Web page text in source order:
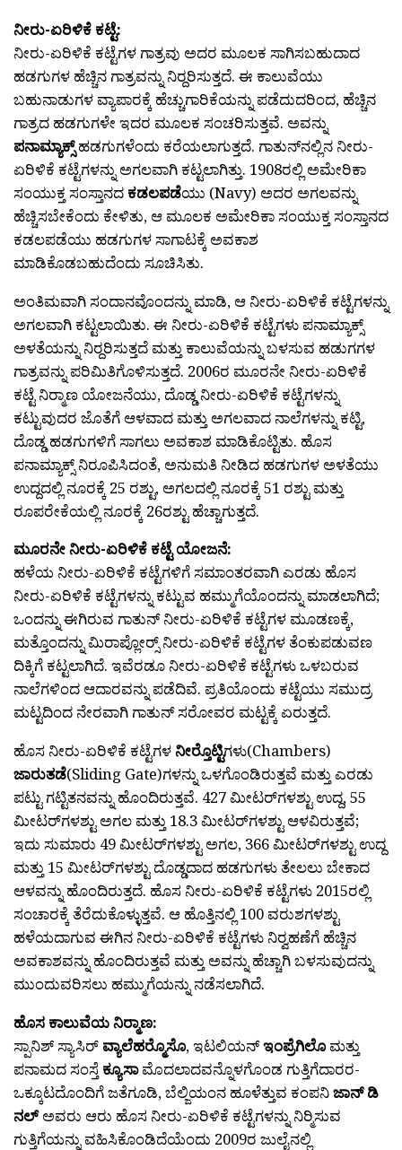
ನೀರು-ಏರಿಳಿಕೆ ಕಟ್ಟೆ:
ನೀರು-ಏರಿಳಿಕೆ ಕಟ್ಟೆಗಳ ಗಾತ್ರವು ಅದರ ಮೂಲಕ ಸಾಗಿಸಬಹುದಾದ
ಹಡಗುಗಳ ಹೆಚ್ಚಿನ ಗಾತ್ರವನ್ನು ನಿರ‍್ದರಿಸುತ್ತದೆ. ಈ ಕಾಲುವೆಯು
ಬಹುನಾಡುಗಳ ವ್ಯಾಪಾರಕ್ಕೆ ಹೆಚ್ಚುಗಾರಿಕೆಯನ್ನು ಪಡೆದುದರಿಂದ, ಹೆಚ್ಚಿನ
ಗಾತ್ರದ ಹಡಗುಗಳೇ ಇದರ ಮೂಲಕ ಸಂಚರಿಸುತ್ತವೆ. ಅವನ್ನು
ಪನಾಮ್ಯಾಕ್ಸ್ಹಡಗುಗಳೆಂದು ಕರೆಯಲಾಗುತ್ತದೆ. ಗಾತುನ್‌ನಲ್ಲಿನ ನೀರು-
ಏರಿಳಿಕೆ ಕಟ್ಟೆಗಳನ್ನು ಅಗಲವಾಗಿ ಕಟ್ಟಲಾಗಿತ್ತು. 1908ರಲ್ಲಿ ಅಮೇರಿಕಾ
ಸಂಯುಕ್ತ ಸಂಸ್ತಾನದ ಕಡಲಪಡೆಯು (Navy) ಅದರ ಅಗಲವನ್ನು
ಹೆಚ್ಚಿಸಬೇಕೆಂದು ಕೇಳಿತು, ಆ ಮೂಲಕ ಅಮೇರಿಕಾ ಸಂಯುಕ್ತ ಸಂಸ್ತಾನದ
ಕಡಲಪಡೆಯು ಹಡಗುಗಳ ಸಾಗಾಟಕ್ಕೆ ಅವಕಾಶ
ಮಾಡಿಕೊಡಬಹುದೆಂದು ಸೂಚಿಸಿತು.
ಅಂತಿಮವಾಗಿ ಸಂದಾನವೊಂದನ್ನು ಮಾಡಿ, ಆ ನೀರು-ಏರಿಳಿಕೆ ಕಟ್ಟೆಗಳನ್ನು
ಅಗಲವಾಗಿ ಕಟ್ಟಲಾಯಿತು. ಈ ನೀರು-ಏರಿಳಿಕೆ ಕಟ್ಟೆಗಳು ಪನಾಮ್ಯಾಕ್ಸ್
ಅಳತೆಯನ್ನು ನಿರ‍್ದರಿಸುತ್ತದೆ ಮತ್ತು ಕಾಲುವೆಯನ್ನು ಬಳಸುವ ಹಡುಗಗಳ
ಗಾತ್ರವನ್ನು ಪರಿಮಿತಿಗೊಳಿಸುತ್ತದೆ. 2006ರ ಮೂರನೇ ನೀರು-ಏರಿಳಿಕೆ
ಕಟ್ಟೆ ನಿರ‍್ಮಾಣ ಯೋಜನೆಯು, ದೊಡ್ಡ ನೀರು-ಏರಿಳಿಕೆ ಕಟ್ಟೆಗಳನ್ನು
ಕಟ್ಟುವುದರ ಜೊತೆಗೆ ಆಳವಾದ ಮತ್ತು ಅಗಲವಾದ ನಾಲೆಗಳನ್ನು ಕಟ್ಟಿ,
ದೊಡ್ಡ ಹಡಗುಗಳಿಗೆ ಸಾಗಲು ಅವಕಾಶ ಮಾಡಿಕೊಟ್ಟಿತು. ಹೊಸ
ಪನಾಮ್ಯಾಕ್ಸ್ ನಿರೂಪಿಸಿದಂತೆ, ಅನುಮತಿ ನೀಡಿದ ಹಡಗುಗಳ ಅಳತೆಯು
ಉದ್ದದಲ್ಲಿ ನೂರಕ್ಕೆ 25 ರಶ್ಟು, ಅಗಲದಲ್ಲಿ ನೂರಕ್ಕೆ 51 ರಶ್ಟು ಮತ್ತು
ರೂಪರೇಕೆಯಲ್ಲಿ ನೂರಕ್ಕೆ 26ರಶ್ಟು ಹೆಚ್ಚಾಗುತ್ತದೆ.
ಮೂರನೇ ನೀರು-ಏರಿಳಿಕೆ ಕಟ್ಟೆ ಯೋಜನೆ:
ಹಳೆಯ ನೀರು-ಏರಿಳಿಕೆ ಕಟ್ಟೆಗಳಿಗೆ ಸಮಾಂತರವಾಗಿ ಎರಡು ಹೊಸ
ನೀರು-ಏರಿಳಿಕೆ ಕಟ್ಟೆಗಳನ್ನು ಕಟ್ಟುವ ಹಮ್ಮುಗೆಯೊಂದನ್ನು ಮಾಡಲಾಗಿದೆ;
ಒಂದನ್ನು ಈಗಿರುವ ಗಾತುನ್ ನೀರು-ಏರಿಳಿಕೆ ಕಟ್ಟೆಗಳ ಮೂಡಣಕ್ಕೆ,
ಮತ್ತೊಂದನ್ನು ಮಿರಾಪ್ಲೋರ‍್ಸ್ ನೀರು-ಏರಿಳಿಕೆ ಕಟ್ಟೆಗಳ ತೆಂಕುಪಡುವಣ
ದಿಕ್ಕಿಗೆ ಕಟ್ಟಲಾಗಿದೆ. ಇವೆರಡೂ ನೀರು-ಏರಿಳಿಕೆ ಕಟ್ಟೆಗಳು ಒಳಬರುವ
ನಾಲೆಗಳಿಂದ ಆದಾರವನ್ನು ಪಡೆದಿವೆ. ಪ್ರತಿಯೊಂದು ಕಟ್ಟೆಯು ಸಮುದ್ರ
ಮಟ್ಟದಿಂದ ನೇರವಾಗಿ ಗಾತುನ್ ಸರೋವರ ಮಟ್ಟಕ್ಕೆ ಏರುತ್ತದೆ.
ಹೊಸ ನೀರು-ಏರಿಳಿಕೆ ಕಟ್ಟೆಗಳನೀರ‍್ತೊಟ್ಟಿಗಳು(Chambers)
ಜಾರುತಡೆ(Sliding Gate)ಗಳನ್ನು ಒಳಗೊಂಡಿರುತ್ತವೆ ಮತ್ತು ಎರಡು
ಪಟ್ಟು ಗಟ್ಟಿತನವನ್ನು ಹೊಂದಿರುತ್ತವೆ. 427 ಮೀಟರ‍್‌ಗಳಶ್ಟು ಉದ್ದ, 55
ಮೀಟರ‍್‌ಗಳಶ್ಟು ಅಗಲ ಮತ್ತು 18.3 ಮೀಟರ‍್‌ಗಳಶ್ಟು ಆಳವಿರುತ್ತವೆ;
ಇದು ಸುಮಾರು 49 ಮೀಟರ‍್‌ಗಳಶ್ಟು ಅಗಲ, 366 ಮೀಟರ‍್‌ಗಳಶ್ಟು ಉದ್ದ
ಮತ್ತು 15 ಮೀಟರ‍್‌ಗಳಶ್ಟು ದೊಡ್ಡದಾದ ಹಡಗುಗಳು ತೇಲಲು ಬೇಕಾದ
ಆಳವನ್ನು ಹೊಂದಿರುತ್ತದೆ. ಹೊಸ ನೀರು-ಏರಿಳಿಕೆ ಕಟ್ಟೆಗಳು 2015ರಲ್ಲಿ
ಸಂಚಾರಕ್ಕೆ ತೆರೆದುಕೊಳ್ಳುತ್ತವೆ. ಆ ಹೊತ್ತಿನಲ್ಲಿ 100 ವರುಶಗಳಶ್ಟು
ಹಳೆಯದಾಗುವ ಈಗಿನ ನೀರು-ಏರಿಳಿಕೆ ಕಟ್ಟೆಗಳು ನಿರ‍್ವಹಣೆಗೆ ಹೆಚ್ಚಿನ
ಅವಕಾಶವನ್ನು ಹೊಂದಿರುತ್ತವೆ ಮತ್ತು ಅವನ್ನು ಹೆಚ್ಚಾಗಿ ಬಳಸುವುದನ್ನು
ಮುಂದುವರಿಸಲು ಹಮ್ಮುಗೆಯನ್ನು ನಡೆಸಲಾಗಿದೆ.
ಹೊಸ ಕಾಲುವೆಯ ನಿರ‍್ಮಾಣ:
ಸ್ಪಾನಿಶ್ ಸ್ಯಾಸಿರ್ ವ್ಯಾಲೆಹರ‍್ಮೊಸೊ, ಇಟಲಿಯನ್ಇಂಪ್ರೆಗಿಲೊ ಮತ್ತು
ಪನಾಮದ ಸಂಸ್ತೆ ಕ್ಯೂಸಾಮೊದಲಾದವನ್ನೊಳಗೊಂಡ ಗುತ್ತಿಗೆದಾರರ-
ಒಕ್ಕೂಟದೊಂದಿಗೆ ಜತೆಗೂಡಿ, ಬೆಲ್ಜಿಯಂನ ಹೂಳೆತ್ತುವ ಕಂಪನಿಜಾನ್ ಡಿ
ನಲ್ಅವರು ಆರು ಹೊಸ ನೀರು-ಏರಿಳಿಕೆ ಕಟ್ಟೆಗಳನ್ನು ನಿರ‍್ಮಿಸುವ
ಗುತ್ತಿಗೆಯನ್ನು ವಹಿಸಿಕೊಂಡಿದೆಯೆಂದು 2009ರ ಜುಲೈನಲ್ಲಿ